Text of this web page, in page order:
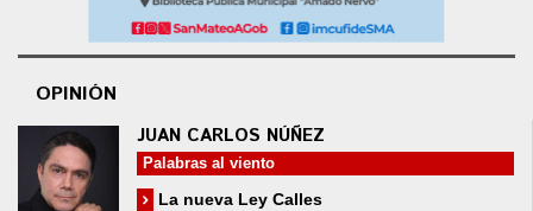
OPINIÓN
JUAN CARLOS NÚÑEZ
Palabras al viento
La nueva Ley Calles